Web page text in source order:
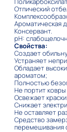
Отпический
Ароматическая
Консервант.
pH:
Свойства:
Создает
Устраняет
Обладает
ароматом;
Полностью
Не портит ковры
Освежает
Снижает
Не оставляет
Средство
перемешивания